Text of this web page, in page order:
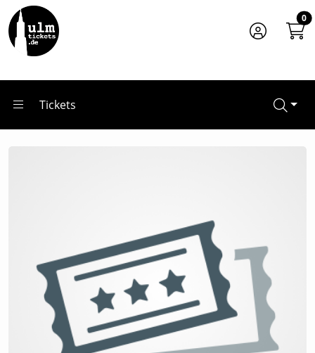
Zum Hauptinhalt springen 0
Tickets
Startseite
Veranstalter*innen
Münsterkantorei